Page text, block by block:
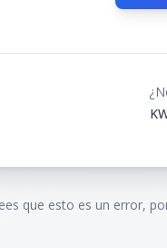
que esto es un error,